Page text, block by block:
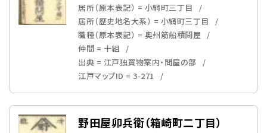
居所（原本表記） = 小網町三丁目
居所（歴史地名大系） = 小網町三丁目
職種（原本表記） = 奥州筋船積問屋
仲間 = 十組
出典 = 江戸独買物案内・問屋の部
江戸マップID = 3-271
野田屋卯兵衛（箱崎町二丁目）